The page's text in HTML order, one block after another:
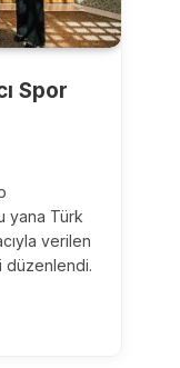
Spor
yana Türk
verilen
düzenlendi.